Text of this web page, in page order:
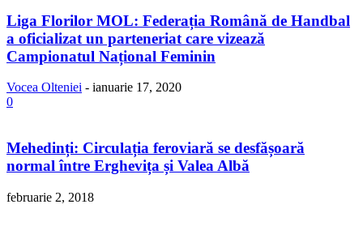
Liga Florilor MOL: Federația Română de Handbal
a oficializat un parteneriat care vizează
Campionatul Național Feminin
Vocea Olteniei - ianuarie 17, 2020
0
Mehedinți: Circulația feroviară se desfășoară
normal între Erghevița și Valea Albă
februarie 2, 2018